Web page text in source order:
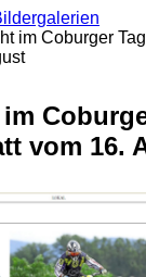
im Coburger
vom 16.